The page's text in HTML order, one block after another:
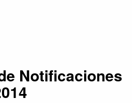
Notificaciones